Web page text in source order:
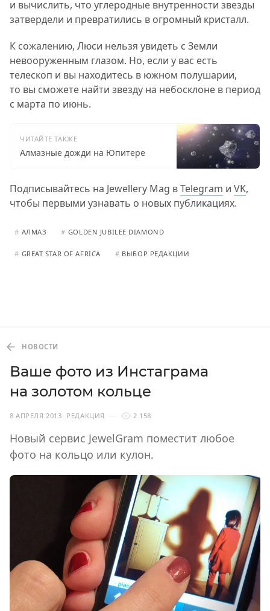
и вычислить, что углеродные внутренности звезды
затвердели и превратились в огромный кристалл.
К сожалению, Люси нельзя увидеть с Земли
невооруженным глазом. Но, если у вас есть
телескоп и вы находитесь в южном полушарии,
то вы сможете найти звезду на небосклоне в период
с марта по июнь.
ЧИТАЙТЕ ТАКЖЕ
Алмазные дожди на Юпитере
Подписывайтесь на Jewellery Mag вTelegram и VK,
чтобы первыми узнавать о новых публикациях.
# АЛМАЗ # GOLDEN JUBILEE DIAMOND
# GREAT STAR OF AFRICA # ВЫБОР РЕДАКЦИИ
НОВОСТИ
Ваше фото из Инстаграма
на золотом кольце
8 АПРЕЛЯ 2013 РЕДАКЦИЯ 2 158
Новый сервис JewelGram поместит любое
фото на кольцо или кулон.